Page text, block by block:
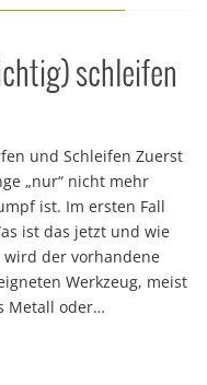
schleifen
und Schleifen Zuerst
„nur“ nicht mehr
ist. Im ersten Fall
ist das jetzt und wie
der vorhandene
Werkzeug, meist
Metall oder…